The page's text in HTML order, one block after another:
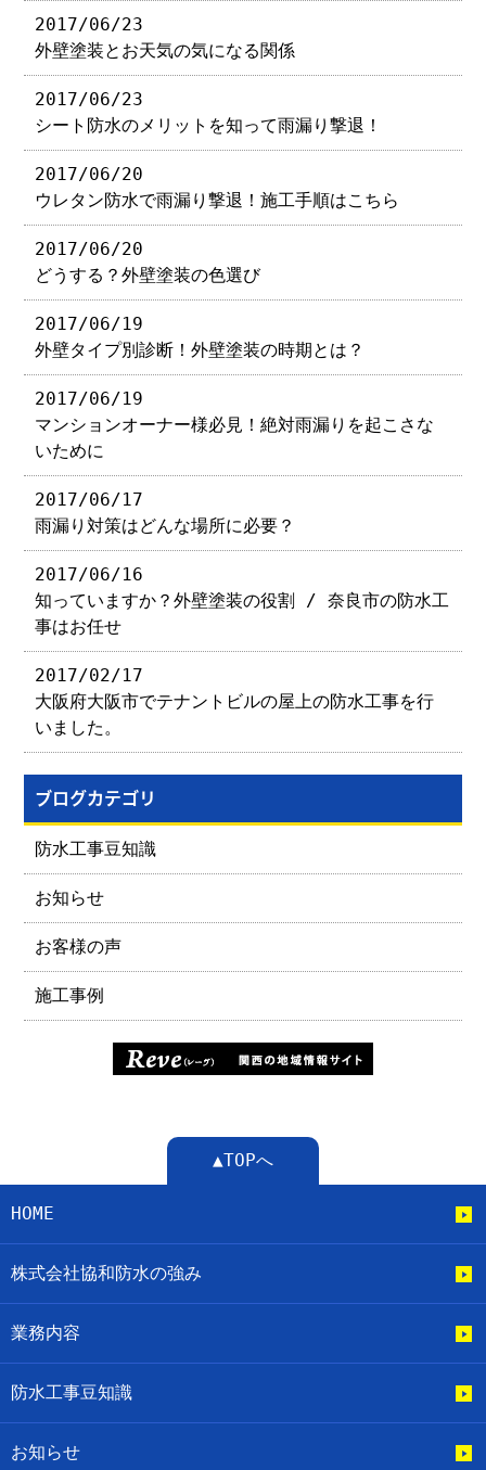
2017/06/23
外壁塗装とお天気の気になる関係
2017/06/23
シート防水のメリットを知って雨漏り撃退！
2017/06/20
ウレタン防水で雨漏り撃退！施工手順はこちら
2017/06/20
どうする？外壁塗装の色選び
2017/06/19
外壁タイプ別診断！外壁塗装の時期とは？
2017/06/19
マンションオーナー様必見！絶対雨漏りを起こさな
いために
2017/06/17
雨漏り対策はどんな場所に必要？
2017/06/16
知っていますか？外壁塗装の役割 / 奈良市の防水工
事はお任せ
2017/02/17
大阪府大阪市でテナントビルの屋上の防水工事を行
いました。
ブログカテゴリ
防水工事豆知識
お知らせ
お客様の声
施工事例
▲TOPへ
HOME
株式会社協和防水の強み
業務内容
防水工事豆知識
お知らせ